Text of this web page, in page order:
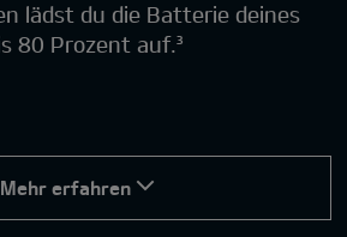
lädst du die Batterie deines
80 Prozent auf.³
Mehr erfahren